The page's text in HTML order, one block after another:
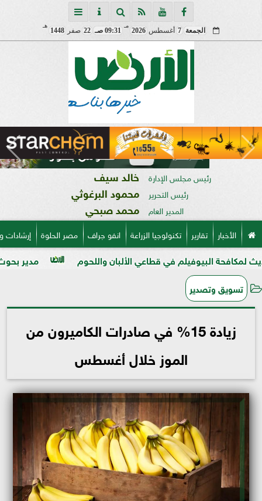
الجمعة 7 أغسطس 2026
مـ
09:31 صـ 22 صفر 1448
هـ
رئيس مجلس الإدارة خالد سيف
رئيس التحرير محمود البرغوثي
المدير العام محمد صبحي
الأخبار تقارير تكنولوجيا الزراعة انفو جراف مصر الحلوة
مدير بحوث أمراض في قطاعي الألبان واللحوم
تسويق وتصدير
زيادة 15% في صادرات الكاميرون من
الموز خلال أغسطس